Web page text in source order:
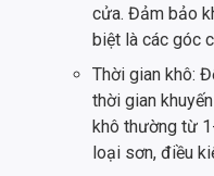
cửa. Đảm bảo
biệt là các góc
Thời gian khô:
thời gian
khô thường từ
loại sơn, điều